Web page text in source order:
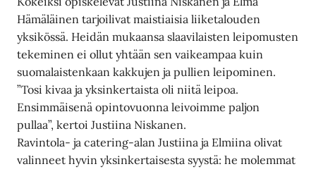
Hämäläinen tarjoilivat maistiaisia liiketalouden
yksikössä. Heidän mukaansa slaavilaisten leipomusten
tekeminen ei ollut yhtään sen vaikeampaa kuin
suomalaistenkaan kakkujen ja pullien leipominen.
”Tosi kivaa ja yksinkertaista oli niitä leipoa.
Ensimmäisenä opintovuonna leivoimme paljon
pullaa”, kertoi Justiina Niskanen.
Ravintola- ja catering-alan Justiina ja Elmiina olivat
valinneet hyvin yksinkertaisesta syystä: he molemmat